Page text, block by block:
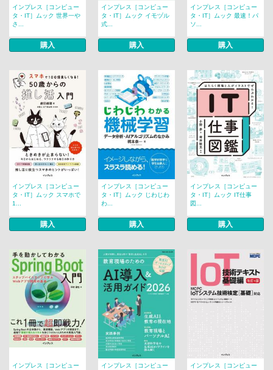
インプレス［コンピュー
タ・IT］ムック 世界一や
さ...
購入
インプレス［コンピュー
タ・IT］ムック イモヅル
式...
購入
インプレス［コンピュー
タ・IT］ムック 最速！パ
ソ...
購入
インプレス［コンピュー
タ・IT］ムック スマホで
1...
購入
インプレス［コンピュー
タ・IT］ムック じわじわ
わ...
購入
インプレス［コンピュー
タ・IT］ムック IT仕事
図...
購入
インプレス［コンピュー
インプレス［コンピュー
インプレス［コンピュー